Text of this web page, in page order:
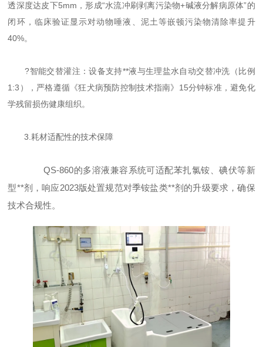
透深度达皮下5mm，形成“水流冲刷剥离污染物+碱液分解病原体”的
闭环，临床验证显示对动物唾液、泥土等嵌顿污染物清除率提升
40%。
?智能交替灌注：设备支持**液与生理盐水自动交替冲洗（比例
1:3），严格遵循《狂犬病预防控制技术指南》15分钟标准，避免化
学残留损伤健康组织。
3.耗材适配性的技术保障
QS-860的多溶液兼容系统可适配苯扎氯铵、碘伏等新
型**剂，响应2023版处置规范对季铵盐类**剂的升级要求，确保
技术合规性。